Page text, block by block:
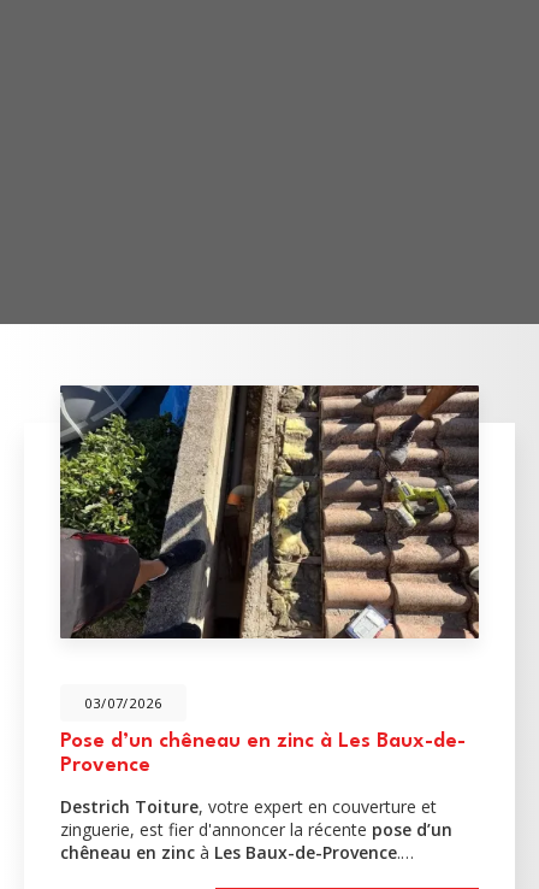
03/07/2026
Pose d’un chêneau en zinc à Les Baux-de-
Provence
Destrich Toiture, votre expert en couverture et
zinguerie, est fier d'annoncer la récente pose d’un
chêneau en zinc à Les Baux-de-Provence.…